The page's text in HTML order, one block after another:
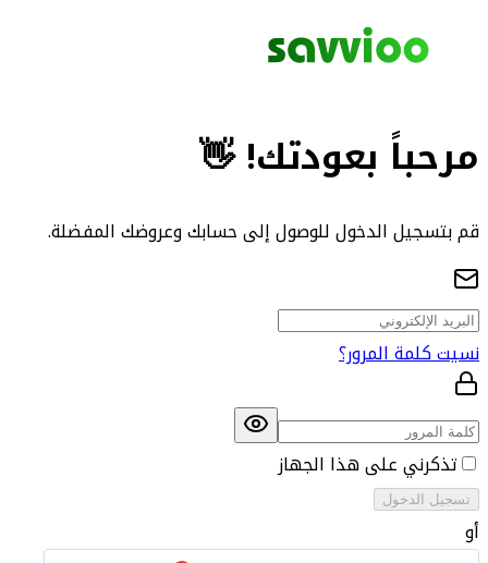
مرحباً بعودتك! 👋
قم بتسجيل الدخول للوصول إلى حسابك وعروضك المفضلة.
نسيت كلمة المرور؟
تذكرني على هذا الجهاز
تسجيل الدخول
أو